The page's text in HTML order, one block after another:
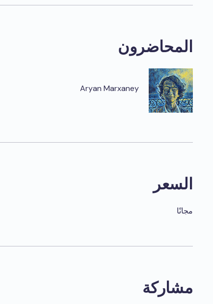
المحاضرون
Aryan Marxaney
السعر
مجانًا
مشاركة